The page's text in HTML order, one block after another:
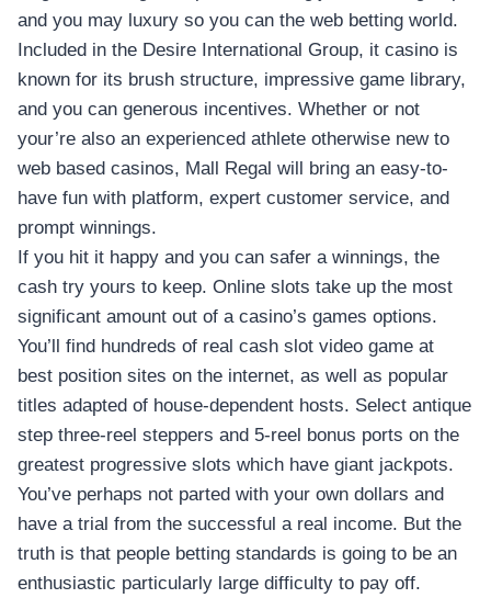
and you may luxury so you can the web betting world.
Included in the Desire International Group, it casino is
known for its brush structure, impressive game library,
and you can generous incentives. Whether or not
your’re also an experienced athlete otherwise new to
web based casinos, Mall Regal will bring an easy-to-
have fun with platform, expert customer service, and
prompt winnings.
If you hit it happy and you can safer a winnings, the
cash try yours to keep. Online slots take up the most
significant amount out of a casino’s games options.
You’ll find hundreds of real cash slot video game at
best position sites on the internet, as well as popular
titles adapted of house-dependent hosts. Select antique
step three-reel steppers and 5-reel bonus ports on the
greatest progressive slots which have giant jackpots.
You’ve perhaps not parted with your own dollars and
have a trial from the successful a real income. But the
truth is that people betting standards is going to be an
enthusiastic particularly large difficulty to pay off.